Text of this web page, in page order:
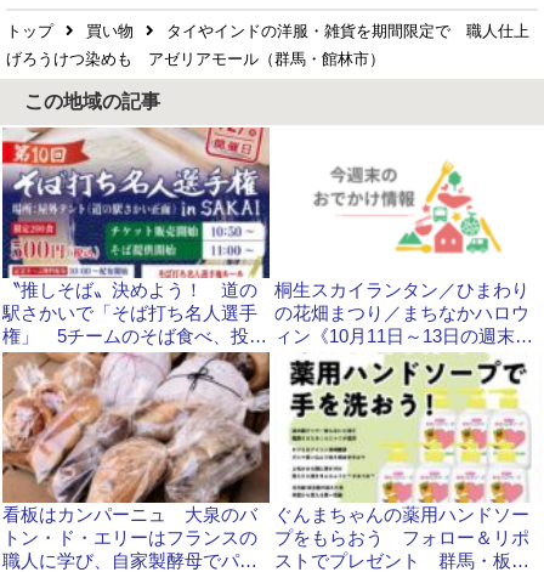
トップ 買い物
タイやインドの洋服・雑貨を期間限定で 職人仕上
げろうけつ染めも アゼリアモール（群馬・館林市）
この地域の記事
〝推しそば〟決めよう！ 道の
駅さかいで「そば打ち名人選手
権」 5チームのそば食べ、投
票 12月7日 茨城県境町
桐生スカイランタン／ひまわり
の花畑まつり／まちなかハロウ
ィン《10月11日～13日の週末お
でかけ情報》
看板はカンパーニュ 大泉のバ
トン・ド・エリーはフランスの
職人に学び、自家製酵母でパン
ぐんまちゃんの薬用ハンドソー
プをもらおう フォロー＆リポ
ストでプレゼント 群馬・板倉